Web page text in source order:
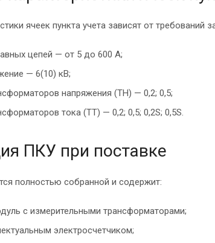
ячеек пункта учета зависят от
цепей — от 5 до 600 А;
— 6(10) кВ;
напряжения (ТН) — 0,2; 0,5;
тока (ТТ) — 0,2; 0,5; 0,2S; 0,5S.
ПКУ при поставке
полностью собранной и содержит:
с измерительными трансформаторами;
электросчетчиком;